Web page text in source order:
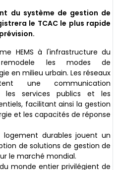
du système de gestion de
le TCAC le plus rapide
HEMS à l'infrastructure du
les modes de
en milieu urbain. Les réseaux
une communication
les services publics et les
facilitant ainsi la gestion
et les capacités de réponse
logement durables jouent un
de solutions de gestion de
le marché mondial.
monde entier privilégient de